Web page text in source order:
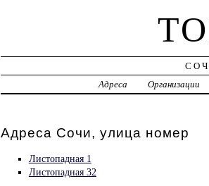
Адреса
Организации
Адреса Сочи, улица номер
Листопадная 1
Листопадная 32